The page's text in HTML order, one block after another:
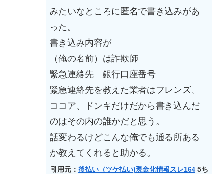
みたいなところに匿名で書き込みがあ
った。
書き込み内容が
（俺の名前）は詐欺師
緊急連絡先 銀行口座番号
緊急連絡先を教えた業者はフレンズ、
ココア、ドンキだけだから書き込んだ
のはその内の誰かだと思う。
話変わるけどこんな俺でも通る所ある
か教えてくれると助かる。
引用元： 後払い（ツケ払い)現金化情報スレ164 5ち